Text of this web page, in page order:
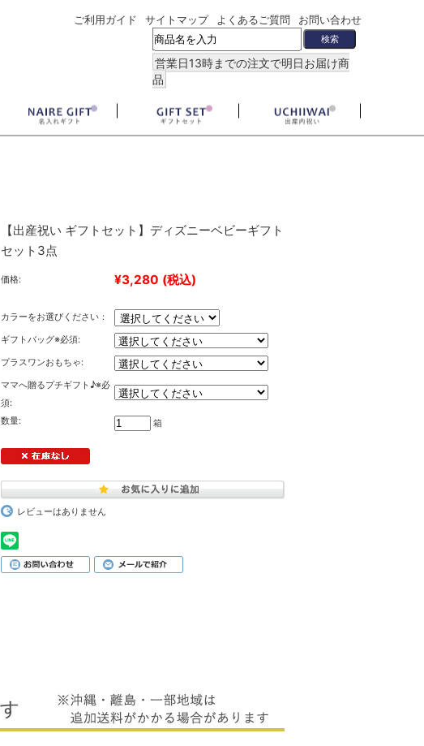
ご利用ガイド サイトマップ よくあるご質問 お問い合わせ
営業日13時までの注文で明日お届け商
品
【出産祝い ギフトセット】ディズニーベビーギフト
セット3点
価格: ¥3,280 (税込)
カラーをお選びください：
ギフトバッグ※必須:
プラスワンおもちゃ:
ママへ贈るプチギフト♪※必
須:
数量:
箱
レビューはありません